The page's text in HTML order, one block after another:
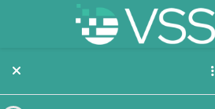
Pereiti į pagrindinį turinį